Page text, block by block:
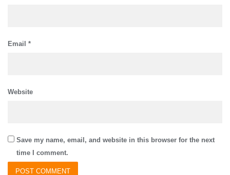
Email *
Website
Save my name, email, and website in this browser for the next
time I comment.